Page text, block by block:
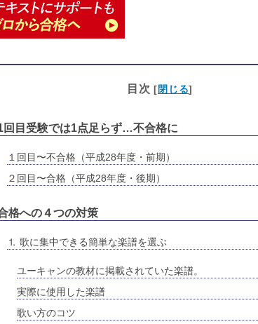
目次 [ 閉じる]
回目受験では1点足らず…不合格に
１回目〜不合格（平成28年度・前期）
２回目〜合格（平成28年度・後期）
格への４つの対策
⒈ 歌に集中できる簡単な楽譜を選ぶ
ユーキャンの教材に掲載されていた楽譜。
実際に使用した楽譜
歌い方のコツ